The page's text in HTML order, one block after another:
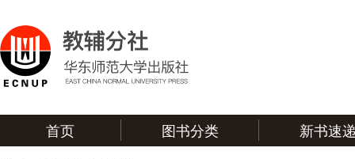
首页 图书分类 新书速